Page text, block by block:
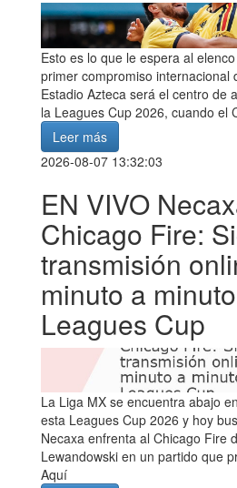
Esto es lo que le espera al
primer compromiso internacional
Estadio Azteca será el centro de
la Leagues Cup 2026, cuando el
Leer más
2026-08-07 13:32:03
EN VIVO
Chicago Fire:
transmisión
minuto a
Leagues Cup
La Liga MX se encuentra abajo
esta Leagues Cup 2026 y hoy
Necaxa enfrenta al Chicago Fire
Lewandowski en un partido que
Aquí